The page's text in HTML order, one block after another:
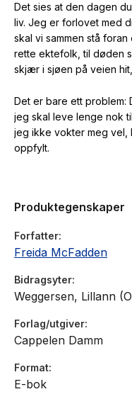
Det sies at den dagen
liv. Jeg er forlovet med
skal vi sammen stå
rette ektefolk, til døden
skjær i sjøen på veien
Det er bare ett problem:
jeg skal leve lenge nok
jeg ikke vokter meg vel,
oppfylt.
Produktegenskaper
Forfatter
Freida McFadden
Bidragsyter
Weggersen, Lillann
Forlag/utgiver
Cappelen Damm
Format
E-bok